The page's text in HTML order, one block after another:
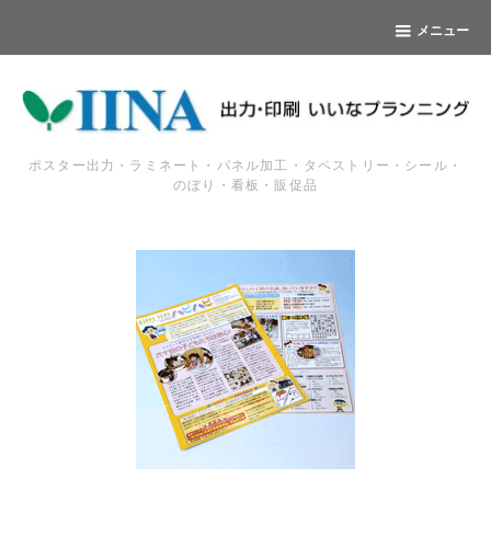
メニュー
ポスター出力・ラミネート・パネル加工・タペストリー・シール・
のぼり・看板・販促品